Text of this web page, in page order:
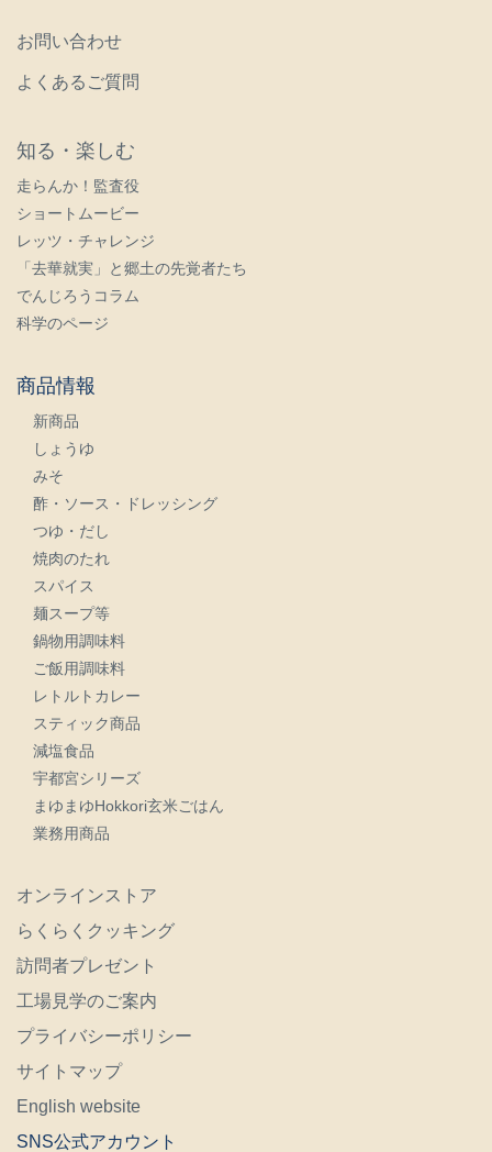
お問い合わせ
よくあるご質問
知る・楽しむ
走らんか！監査役
ショートムービー
レッツ・チャレンジ
「去華就実」と郷土の先覚者たち
でんじろうコラム
科学のページ
商品情報
新商品
しょうゆ
みそ
酢・ソース・ドレッシング
つゆ・だし
焼肉のたれ
スパイス
麺スープ等
鍋物用調味料
ご飯用調味料
レトルトカレー
スティック商品
減塩食品
宇都宮シリーズ
まゆまゆHokkori玄米ごはん
業務用商品
オンラインストア
らくらくクッキング
訪問者プレゼント
工場見学のご案内
プライバシーポリシー
サイトマップ
English website
SNS公式アカウント